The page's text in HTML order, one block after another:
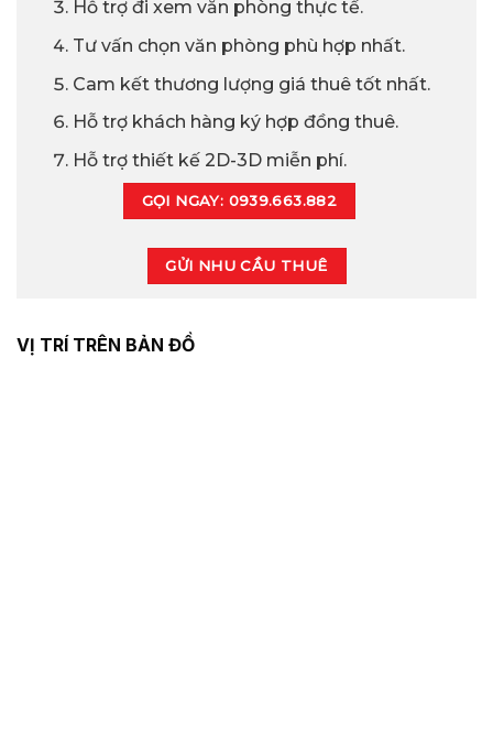
Hỗ trợ đi xem văn phòng thực tế.
Tư vấn chọn văn phòng phù hợp nhất.
Cam kết thương lượng giá thuê tốt nhất.
Hỗ trợ khách hàng ký hợp đồng thuê.
Hỗ trợ thiết kế 2D-3D miễn phí.
GỌI NGAY: 0939.663.882
GỬI NHU CẦU THUÊ
VỊ TRÍ TRÊN BẢN ĐỒ